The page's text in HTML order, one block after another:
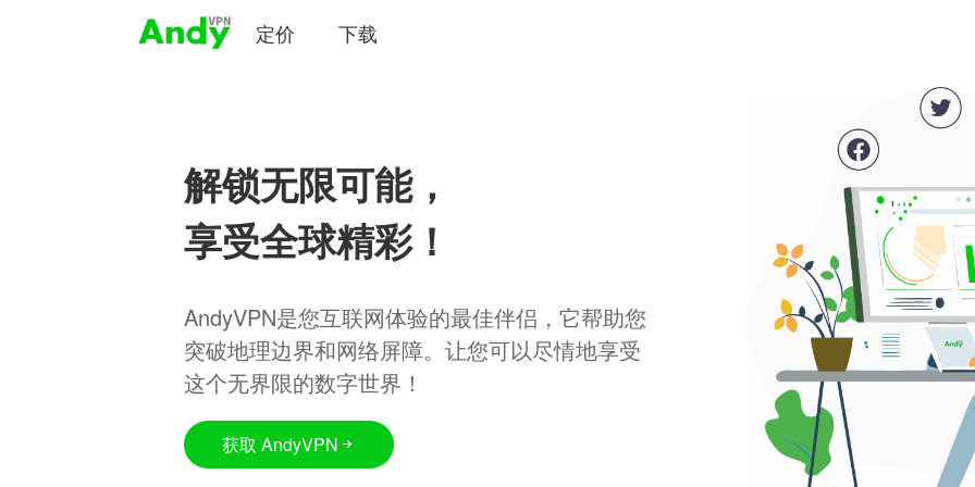
定价 下载
解锁无限可能，
享受全球精彩！
AndyVPN是您互联网体验的最佳伴侣，它帮助您
突破地理边界和网络屏障。让您可以尽情地享受
这个无界限的数字世界！
获取 AndyVPN